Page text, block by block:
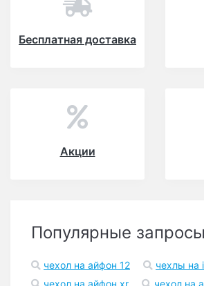
Бесплатная доставка
Акции
Популярные запросы
чехол на айфон 12
чехлы на
чехол на айфон xr
чехол на